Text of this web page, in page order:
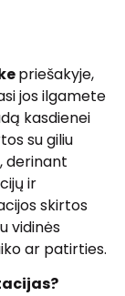
priešakyje,
jos ilgamete
kasdienei
su giliu
derinant
ir
skirtos
vidinės
ar patirties.